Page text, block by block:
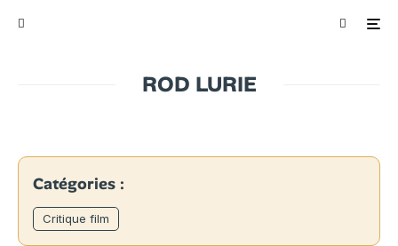
ROD LURIE
Catégories :
Critique film